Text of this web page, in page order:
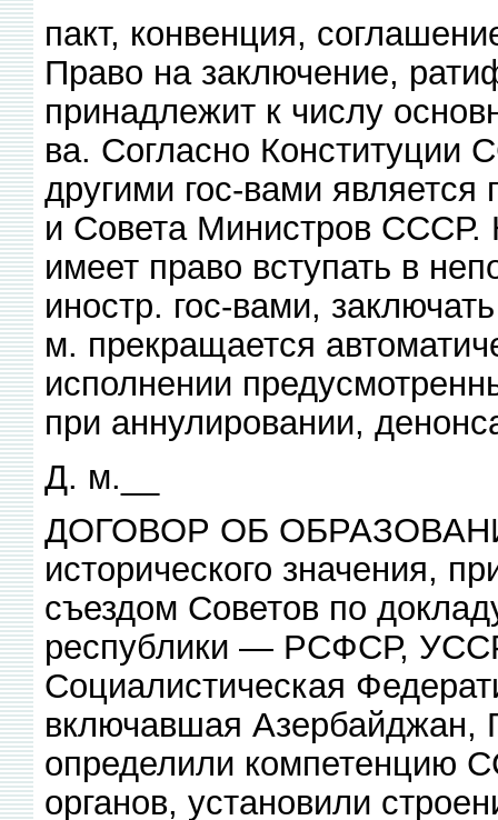
пакт, конвенция,
Право на заключение,
принадлежит к числу
ва. Согласно
другими гос-вами
и Совета Министров СССР.
имеет право вступать в
иностр. гос-вами,
м. прекращается
исполнении
при аннулировании,
Д. м.__
ДОГОВОР ОБ
исторического значения,
съездом Советов по
республики — РСФСР,
Социалистическая
включавшая
определили компетенцию
органов, установили